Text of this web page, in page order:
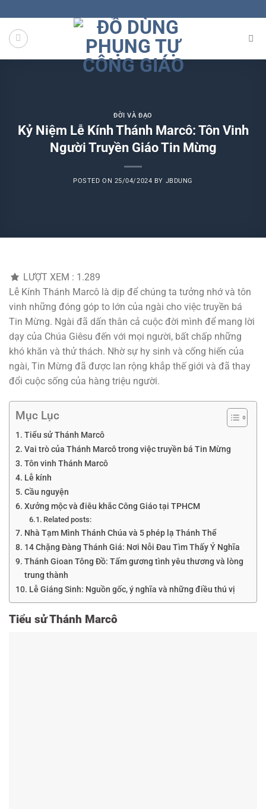
to
content
ĐỜI VÀ ĐẠO
Kỷ Niệm Lễ Kính Thánh Marcô: Tôn Vinh
Người Truyền Giáo Tin Mừng
POSTED ON 25/04/2024 BY JBDUNG
LƯỢT XEM : 1.289
Lễ Kính Thánh Marcô là dịp để chúng ta tưởng nhớ và tôn
vinh những đóng góp to lớn của ngài cho việc truyền bá
Tin Mừng. Ngài đã dấn thân cả cuộc đời mình để mang lời
dạy của Chúa Giêsu đến với mọi người, bất chấp những
khó khăn và thử thách. Nhờ sự hy sinh và cống hiến của
ngài, Tin Mừng đã được lan rộng khắp thế giới và đã thay
đổi cuộc sống của hàng triệu người.
Mục Lục
Tiểu sử Thánh Marcô
Vai trò của Thánh Marcô trong việc truyền bá Tin Mừng
Tôn vinh Thánh Marcô
Lễ kính
Cầu nguyện
Xưởng mộc và điêu khắc Công Giáo tại TPHCM
Related posts:
Nhà Tạm Mình Thánh Chúa và 5 phép lạ Thánh Thể
14 Chặng Đàng Thánh Giá: Nơi Nỗi Đau Tìm Thấy Ý Nghĩa
Thánh Gioan Tông Đồ: Tấm gương tình yêu thương và lòng
trung thành
Lễ Giáng Sinh: Nguồn gốc, ý nghĩa và những điều thú vị
Tiểu sử Thánh Marcô